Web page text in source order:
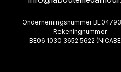
Ondernemingsnummer
Rekeningnummer
BE06 1030 3652 5622